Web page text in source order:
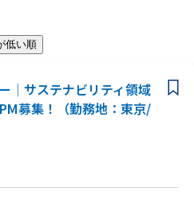
低い順
│サステナビリティ領域
募集！（勤務地：東京/